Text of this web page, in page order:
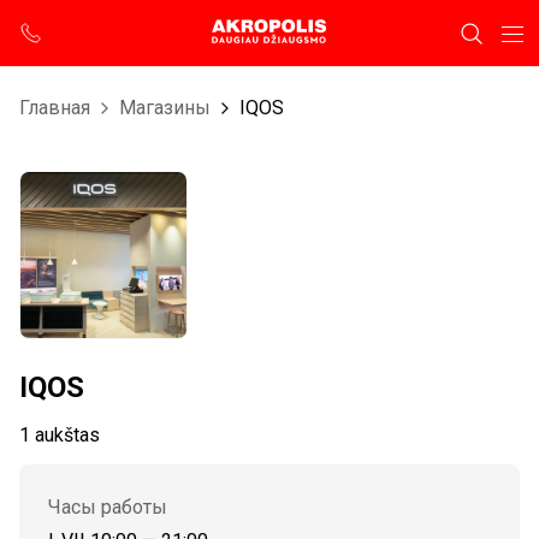
Главная Магазины IQOS
IQOS
1 aukštas
Часы работы